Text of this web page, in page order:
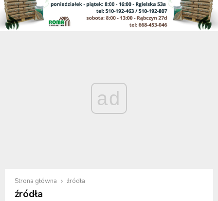
ad
Strona główna źródła
źródła